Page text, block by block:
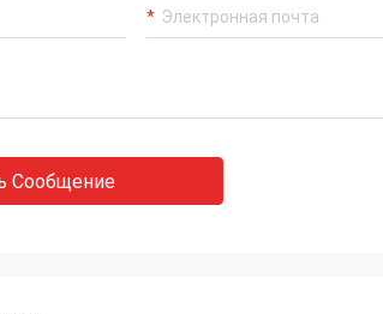
Сообщение